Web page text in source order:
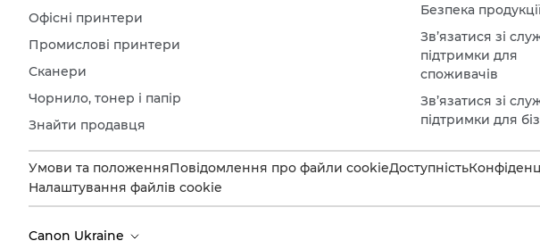
Офісні принтери
Промислові принтери
Сканери
Чорнило, тонер і папір
Знайти продавця
Безпека
Зв’язатися зі
підтримки для
споживачів
Зв’язатися зі
підтримки для
Умови та положенняПовідомлення про файли cookieДоступність
Налаштування файлів cookie
Canon Ukraine